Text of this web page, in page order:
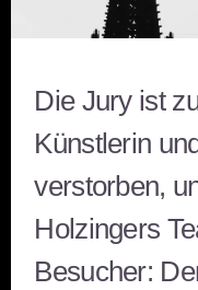
Die Jury ist
Künstlerin
verstorben,
Holzingers
Besucher: